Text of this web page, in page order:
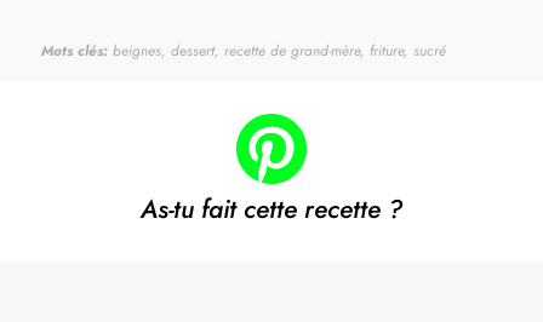
Mots clés: beignes, dessert, recette de grand-mère, friture, sucré
As-tu fait cette recette ?